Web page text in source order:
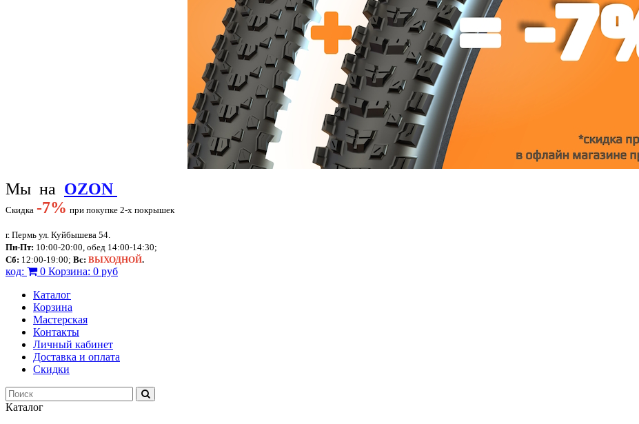
Мы на OZON
Скидка -7% при покупке 2-х покрышек
г. Пермь ул. Куйбышева 54.
Пн-Пт: 10:00-20:00, обед 14:00-14:30;
Сб: 12:00-19:00; Вс: ВЫХОДНОЙ.
код: 0 Корзина: 0 руб
Каталог
Корзина
Мастерская
Контакты
Личный кабинет
Доставка и оплата
Скидки
Каталог